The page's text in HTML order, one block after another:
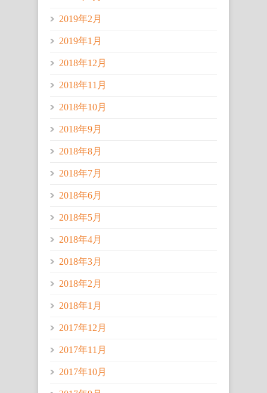
2019年2月
2019年1月
2018年12月
2018年11月
2018年10月
2018年9月
2018年8月
2018年7月
2018年6月
2018年5月
2018年4月
2018年3月
2018年2月
2018年1月
2017年12月
2017年11月
2017年10月